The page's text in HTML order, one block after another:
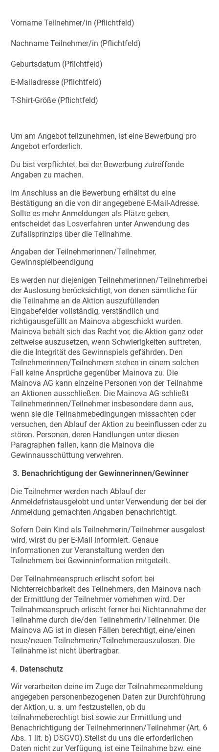
Vorname Teilnehmer/in (Pflichtfeld)
Nachname Teilnehmer/in (Pflichtfeld)
Geburtsdatum (Pflichtfeld)
E-Mailadresse (Pflichtfeld)
T-Shirt-Größe (Pflichtfeld)
Um am Angebot teilzunehmen, ist eine Bewerbung pro
Angebot erforderlich.
Du bist verpflichtet, bei der Bewerbung zutreffende
Angaben zu machen.
Im Anschluss an die Bewerbung erhältst du eine
Bestätigung an die von dir angegebene E-Mail-Adresse.
Sollte es mehr Anmeldungen als Plätze geben,
entscheidet das Losverfahren unter Anwendung des
Zufallsprinzips über die Teilnahme.
Angaben der Teilnehmerinnen/Teilnehmer,
Gewinnspielbeendigung
Es werden nur diejenigen Teilnehmerinnen/Teilnehmerbei
der Auslosung berücksichtigt, von denen sämtliche für
die Teilnahme an de Aktion auszufüllenden
Eingabefelder vollständig, verständlich und
richtigausgefüllt an Mainova abgeschickt wurden.
Mainova behält sich das Recht vor, die Aktion ganz oder
zeitweise auszusetzen, wenn Schwierigkeiten auftreten,
die die Integrität des Gewinnspiels gefährden. Den
Teilnehmerinnen/Teilnehmern stehen in einem solchen
Fall keine Ansprüche gegenüber Mainova zu. Die
Mainova AG kann einzelne Personen von der Teilnahme
an Aktionen ausschließen. Die Mainova AG schließt
Teilnehmerinnen/Teilnehmer insbesondere dann aus,
wenn sie die Teilnahmebedingungen missachten oder
versuchen, den Ablauf der Aktion zu beeinflussen oder zu
stören. Personen, deren Handlungen unter diesen
Paragraphen fallen, kann die Mainova die
Gewinnausschüttung verwehren.
3. Benachrichtigung der Gewinnerinnen/Gewinner
Die Teilnehmer werden nach Ablauf der
Anmeldefristausgelobt und unter Verwendung der bei der
Anmeldung gemachten Angaben benachrichtigt.
Sofern Dein Kind als Teilnehmerin/Teilnehmer ausgelost
wird, wirst du per E-Mail informiert. Genaue
Informationen zur Veranstaltung werden den
Teilnehmern bei Gewinninformation mitgeteilt.
Der Teilnahmeanspruch erlischt sofort bei
Nichterreichbarkeit des Teilnehmers, den Mainova nach
der Ermittlung der Teilnehmer vornehmen wird. Der
Teilnahmeanspruch erlischt ferner bei Nichtannahme der
Teilnahme durch die/den Teilnehmerin/Teilnehmer. Die
Mainova AG ist in diesen Fällen berechtigt, eine/einen
neue/neuen Teilnehmerin/Teilnehmerauszulosen. Die
Teilnahme ist nicht übertragbar.
4. Datenschutz
Wir verarbeiten deine im Zuge der Teilnahmeanmeldung
angegeben personenbezogenen Daten zur Durchführung
der Aktion, u. a. um festzustellen, ob du
teilnahmeberechtigt bist sowie zur Ermittlung und
Benachrichtigung der Teilnehmerinnen/Teilnehmer (Art. 6
Abs. 1 lit. b) DSGVO).Stellst du uns die erforderlichen
Daten nicht zur Verfügung, ist eine Teilnahme bzw. eine